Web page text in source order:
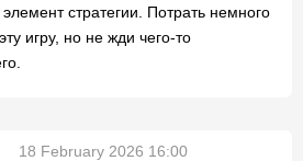
стратегии. Потрать немного
игру, но не жди чего-то
18 February 2026 16:00